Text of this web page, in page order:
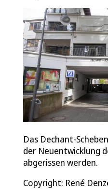
Das Dechant-
der Neuentwicklung
abgerissen werden.
Copyright: René